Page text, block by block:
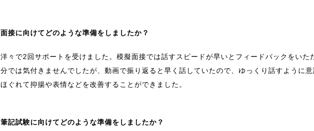
面接に向けてどのような準備をしましたか？
洋々で2回サポートを受けました。模擬面接では話すスピードが早いとフィードバックをいた
分では気付きませんでしたが、動画で振り返ると早く話していたので、ゆっくり話すように
ほぐれて抑揚や表情などを改善することができました。
筆記試験に向けてどのような準備をしましたか？